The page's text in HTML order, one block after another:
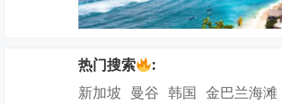
热门搜索
:
新加坡 曼谷 韩国 金巴兰海滩